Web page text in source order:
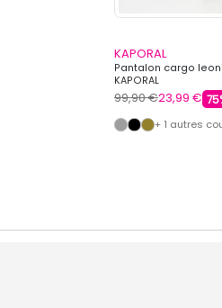
KAPORAL
Pantalon cargo
KAPORAL
99,90 €23,99 €
+ 1 autres